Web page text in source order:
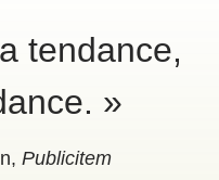
tendance,
»
Publicitem